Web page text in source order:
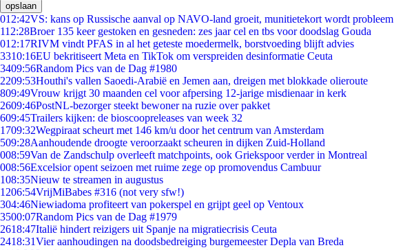
opslaan
012:42VS: kans op Russische aanval op NAVO-land groeit, munitietekort wordt probleem
112:28Broer 135 keer gestoken en gesneden: zes jaar cel en tbs voor doodslag Gouda
012:17RIVM vindt PFAS in al het geteste moedermelk, borstvoeding blijft advies
3310:16EU bekritiseert Meta en TikTok om verspreiden desinformatie Ceuta
3409:56Random Pics van de Dag #1980
2209:53Houthi's vallen Saoedi-Arabië en Jemen aan, dreigen met blokkade olieroute
809:49Vrouw krijgt 30 maanden cel voor afpersing 12-jarige misdienaar in kerk
2609:46PostNL-bezorger steekt bewoner na ruzie over pakket
609:45Trailers kijken: de bioscoopreleases van week 32
1709:32Wegpiraat scheurt met 146 km/u door het centrum van Amsterdam
509:28Aanhoudende droogte veroorzaakt scheuren in dijken Zuid-Holland
008:59Van de Zandschulp overleeft matchpoints, ook Griekspoor verder in Montreal
008:56Excelsior opent seizoen met ruime zege op promovendus Cambuur
108:35Nieuw te streamen in augustus
1206:54VrijMiBabes #316 (not very sfw!)
304:46Niewiadoma profiteert van pokerspel en grijpt geel op Ventoux
3500:07Random Pics van de Dag #1979
2618:47Italië hindert reizigers uit Spanje na migratiecrisis Ceuta
2418:31Vier aanhoudingen na doodsbedreiging burgemeester Depla van Breda